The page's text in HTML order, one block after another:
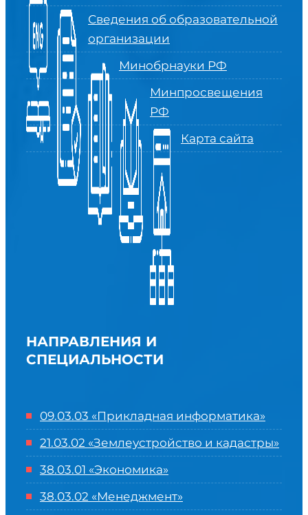
Сведения об образовательной
организации
Минобрнауки РФ
Минпросвещения
РФ
Карта сайта
НАПРАВЛЕНИЯ И
СПЕЦИАЛЬНОСТИ
09.03.03 «Прикладная информатика»
21.03.02 «Землеустройство и кадастры»
38.03.01 «Экономика»
38.03.02 «Менеджмент»